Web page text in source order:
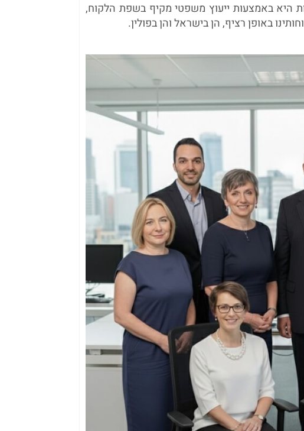
היא באמצעות ייעוץ משפטי מקיף בשפת הלקוח,
באופן רציף, הן בישראל והן בפולין.